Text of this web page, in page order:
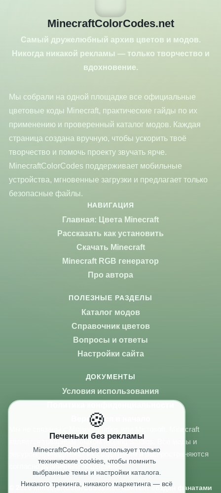
MinecraftColorCodes.net
Самый дружелюбный архив цветов и модов.
Никогда никакой рекламы — только творчество и
вдохновение.
Мы собрали на одной площадке все официальные
цветовые коды Minecraft, практические гайды по их
применению и проверенный каталог модов. Каждая
страница создана вручную, чтобы ускорить твоё
творчество и помочь проекту звучать ярче.
MinecraftColorCodes поддерживает мобильные
устройства, мгновенные загрузки и предлагает только
безопасные файлы.
НАВИГАЦИЯ
Главная: Цвета Minecraft
Рассказать как установить
Скачать Minecraft
Minecraft RGB генератор
Про автора
ПОЛЕЗНЫЕ РАЗДЕЛЫ
Каталог модов
Справочник цветов
Вопросы и ответы
Настройки сайта
ДОКУМЕНТЫ
Условия использования
Вернуться в начало
Мы не связаны с Mojang Studios или Microsoft. Minecraft
является товарным знаком Mojang Studios. Все моды и
ресурсы принадлежат их создателям и распространяются
согласно публичным лицензиям.
© 2026 MinecraftColorCodes.net. Контент создан фанатами
🍪
Печеньки без рекламы
MinecraftColorCodes использует только
технические cookies, чтобы помнить
выбранные темы и настройки каталога.
Никакого трекинга, никакого маркетинга — всё